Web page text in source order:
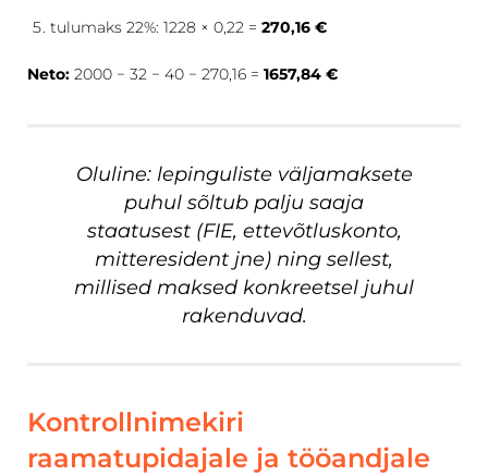
tulumaks 22%: 1228 × 0,22 = 270,16 €
Neto: 2000 − 32 − 40 − 270,16 = 1657,84 €
Oluline: lepinguliste väljamaksete
puhul sõltub palju saaja
staatusest (FIE, ettevõtluskonto,
mitteresident jne) ning sellest,
millised maksed konkreetsel juhul
rakenduvad.
Kontrollnimekiri
raamatupidajale ja tööandjale